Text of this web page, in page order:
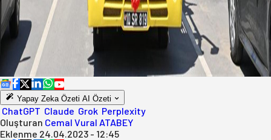
Yapay Zeka Özeti AI Özeti
ChatGPT Claude Grok Perplexity
Oluşturan Cemal Vural ATABEY
Eklenme 24.04.2023 - 12:45